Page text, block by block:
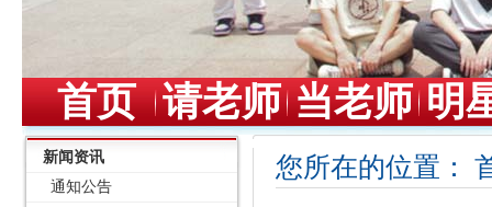
首页 请老师 当老师 明
新闻资讯
通知公告
您所在的位置：